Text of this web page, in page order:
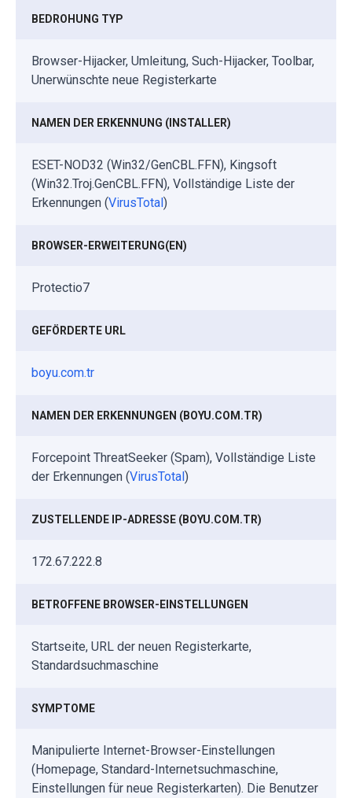
BEDROHUNG TYP
Browser-Hijacker, Umleitung, Such-Hijacker, Toolbar,
Unerwünschte neue Registerkarte
NAMEN DER ERKENNUNG (INSTALLER)
ESET-NOD32 (Win32/GenCBL.FFN), Kingsoft
(Win32.Troj.GenCBL.FFN), Vollständige Liste der
Erkennungen (VirusTotal)
BROWSER-ERWEITERUNG(EN)
Protectio7
GEFÖRDERTE URL
boyu.com.tr
NAMEN DER ERKENNUNGEN (BOYU.COM.TR)
Forcepoint ThreatSeeker (Spam), Vollständige Liste
der Erkennungen (VirusTotal)
ZUSTELLENDE IP-ADRESSE (BOYU.COM.TR)
172.67.222.8
BETROFFENE BROWSER-EINSTELLUNGEN
Startseite, URL der neuen Registerkarte,
Standardsuchmaschine
SYMPTOME
Manipulierte Internet-Browser-Einstellungen
(Homepage, Standard-Internetsuchmaschine,
Einstellungen für neue Registerkarten). Die Benutzer